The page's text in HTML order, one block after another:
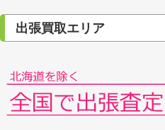
出張買取エリア